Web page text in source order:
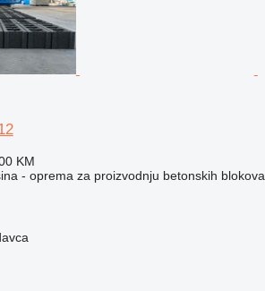
KM
- oprema za proizvodnju betonskih blokova